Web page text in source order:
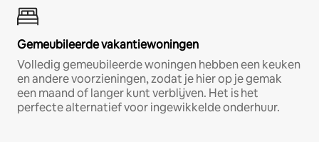
Gemeubileerde vakantiewoningen
Volledig gemeubileerde woningen hebben een keuken
en andere voorzieningen, zodat je hier op je gemak
een maand of langer kunt verblijven. Het is het
perfecte alternatief voor ingewikkelde onderhuur.